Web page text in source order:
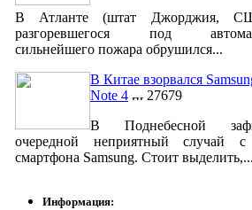
В Атланте (штат Джорджия,
разгоревшегося под
сильнейшего пожара обрушился...
В Китае взорвался
Note 4
27679
В Поднебесной
очередной неприятный случай с
смартфона Samsung. Стоит выделить,...
Информация: